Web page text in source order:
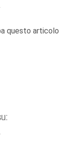
questo articolo